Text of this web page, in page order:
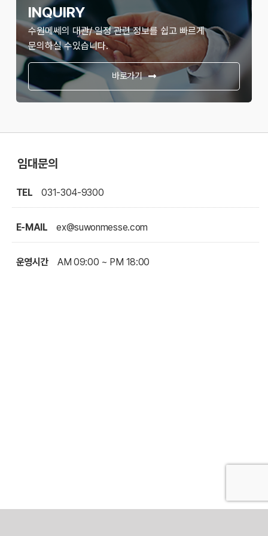
INQUIRY
수원메쎄의 대관/ 일정 관련 정보를 쉽고 빠르게
문의하실 수있습니다.
바로가기
임대문의
TEL 031-304-9300
E-MAIL ex@suwonmesse.com
운영시간 AM 09:00 ~ PM 18:00